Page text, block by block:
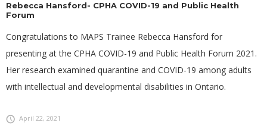
Rebecca Hansford- CPHA COVID-19 and Public Health
Forum
Congratulations to MAPS Trainee Rebecca Hansford for
presenting at the CPHA COVID-19 and Public Health Forum 2021.
Her research examined quarantine and COVID-19 among adults
with intellectual and developmental disabilities in Ontario.
April 22, 2021